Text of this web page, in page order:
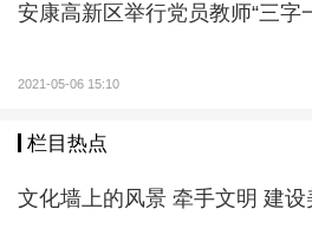
安康高新区举行党员教师“三字
2021-05-06 15:10
栏目热点
文化墙上的风景 牵手文明 建设